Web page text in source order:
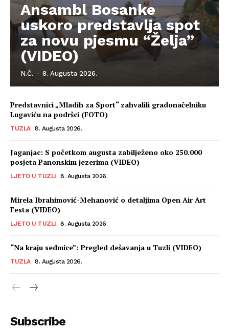
Ansambl Bosanke
uskoro predstavlja spot
za novu pjesmu “Želja”
(VIDEO)
N.Č. - 8. Augusta 2026.
Predstavnici „Mladih za Sport“ zahvalili gradonačelniku
Lugaviću na podršci (FOTO)
TUZLA 8. Augusta 2026.
Jaganjac: S početkom augusta zabilježeno oko 250.000
posjeta Panonskim jezerima (VIDEO)
LJETO U TUZLI 8. Augusta 2026.
Mirela Ibrahimović-Mehanović o detaljima Open Air Art
Festa (VIDEO)
LJETO U TUZLI 8. Augusta 2026.
“Na kraju sedmice”: Pregled dešavanja u Tuzli (VIDEO)
TUZLA 8. Augusta 2026.
Subscribe